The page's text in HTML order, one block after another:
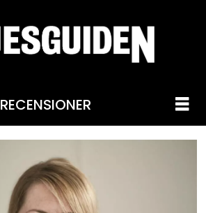
RECENSIONER